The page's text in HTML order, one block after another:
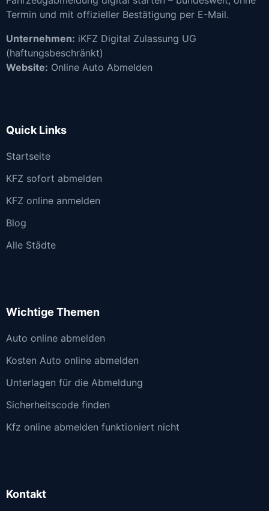
Termin und mit offizieller Bestätigung per E-Mail.
Unternehmen: iKFZ Digital Zulassung UG
(haftungsbeschränkt)
Website: Online Auto Abmelden
Quick Links
Startseite
KFZ sofort abmelden
KFZ online anmelden
Blog
Alle Städte
Wichtige Themen
Auto online abmelden
Kosten Auto online abmelden
Unterlagen für die Abmeldung
Sicherheitscode finden
Kfz online abmelden funktioniert nicht
Kontakt